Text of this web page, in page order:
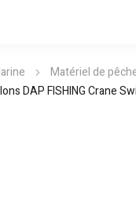
Matériel de
DAP FISHING Crane